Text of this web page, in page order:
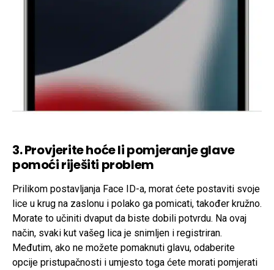
3. Provjerite hoće li pomjeranje glave
pomoći riješiti problem
Prilikom postavljanja Face ID-a, morat ćete postaviti svoje
lice u krug na zaslonu i polako ga pomicati, također kružno.
Morate to učiniti dvaput da biste dobili potvrdu. Na ovaj
način, svaki kut vašeg lica je snimljen i registriran.
Međutim, ako ne možete pomaknuti glavu, odaberite
opcije pristupačnosti i umjesto toga ćete morati pomjerati